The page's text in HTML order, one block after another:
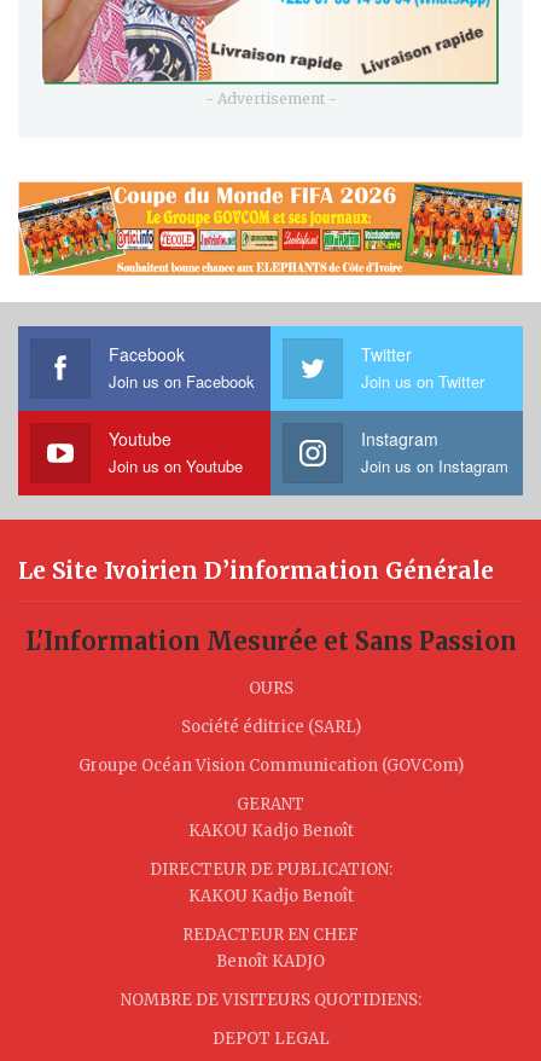
- Advertisement -
Facebook
Join us on Facebook
Twitter
Join us on Twitter
Youtube
Join us on Youtube
Instagram
Join us on Instagram
Le Site Ivoirien D’information Générale
L'Information Mesurée et Sans Passion
OURS
Société éditrice (SARL)
Groupe Océan Vision Communication (GOVCom)
GERANT
KAKOU Kadjo Benoît
DIRECTEUR DE PUBLICATION:
KAKOU Kadjo Benoît
REDACTEUR EN CHEF
Benoît KADJO
NOMBRE DE VISITEURS QUOTIDIENS:
DEPOT LEGAL